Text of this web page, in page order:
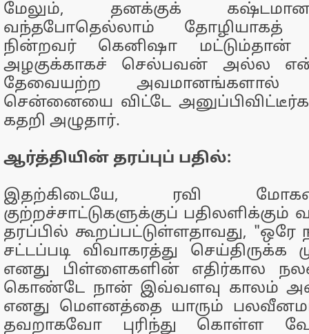
மேலும், தனக்குக்
வந்தபோதெல்லாம் தோழியாகத்
நின்றவர் கெனிஷா
அழகுக்காகச் செல்பவன் அல்ல
தேவையற்ற அவமானங்களால்
சென்னையை விட்டே
கதறி அழுதார்.
ஆர்த்தியின் தரப்புப் பதில்:
இதற்கிடையே, ரவி
குற்றச்சாட்டுகளுக்குப்
தரப்பில் கூறப்பட்டுள்ளதாவது,
சட்டப்படி விவாகரத்து செய்திருக்க
எனது பிள்ளைகளின் எதிர்கால
கொண்டே நான் இவ்வளவு காலம்
எனது மௌனத்தை யாரும்
தவறாகவோ புரிந்து கொள்ள